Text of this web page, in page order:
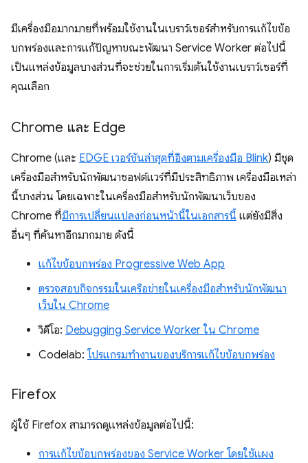
มีเครื่องมือมากมายที่พร้อมใช้งานในเบราว์เซอร์สำหรับการแก้ไขข้อ
บกพร่องและการแก้ปัญหาขณะพัฒนา Service Worker ต่อไปนี้
เป็นแหล่งข้อมูลบางส่วนที่จะช่วยในการเริ่มต้นใช้งานเบราว์เซอร์ที่
คุณเลือก
Chrome และ Edge
Chrome (และ EDGE เวอร์ชันล่าสุดที่อิงตามเครื่องมือ Blink) มีชุด
เครื่องมือสำหรับนักพัฒนาซอฟต์แวร์ที่มีประสิทธิภาพ เครื่องมือเหล่า
นี้บางส่วน โดยเฉพาะในเครื่องมือสำหรับนักพัฒนาเว็บของ
Chrome ที่มีการเปลี่ยนแปลงก่อนหน้านี้ในเอกสารนี้ แต่ยังมีสิ่ง
อื่นๆ ที่ค้นหาอีกมากมาย ดังนี้
แก้ไขข้อบกพร่อง Progressive Web App
ตรวจสอบกิจกรรมในเครือข่ายในเครื่องมือสำหรับนักพัฒนา
เว็บใน Chrome
วิดีโอ: Debugging Service Worker ใน Chrome
Codelab: โปรแกรมทำงานของบริการแก้ไขข้อบกพร่อง
Firefox
ผู้ใช้ Firefox สามารถดูแหล่งข้อมูลต่อไปนี้:
การแก้ไขข้อบกพร่องของ Service Worker โดยใช้แผง